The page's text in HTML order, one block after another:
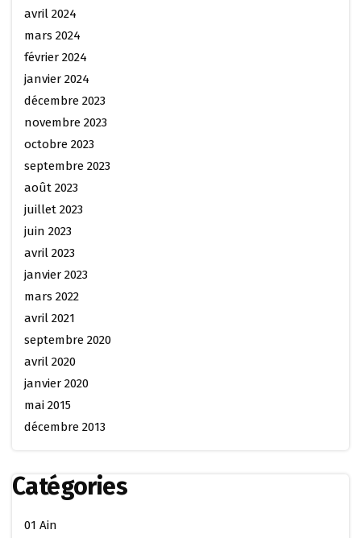
avril 2024
mars 2024
février 2024
janvier 2024
décembre 2023
novembre 2023
octobre 2023
septembre 2023
août 2023
juillet 2023
juin 2023
avril 2023
janvier 2023
mars 2022
avril 2021
septembre 2020
avril 2020
janvier 2020
mai 2015
décembre 2013
Catégories
01 Ain